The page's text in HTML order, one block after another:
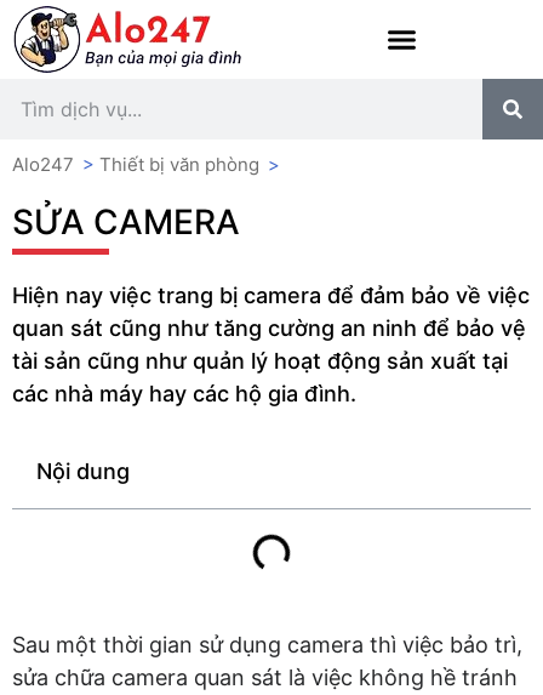
Alo247 > Thiết bị văn phòng >
SỬA CAMERA
Hiện nay việc trang bị camera để đảm bảo về việc
quan sát cũng như tăng cường an ninh để bảo vệ
tài sản cũng như quản lý hoạt động sản xuất tại
các nhà máy hay các hộ gia đình.
Nội dung
Sau một thời gian sử dụng camera thì việc bảo trì,
sửa chữa camera quan sát là việc không hề tránh